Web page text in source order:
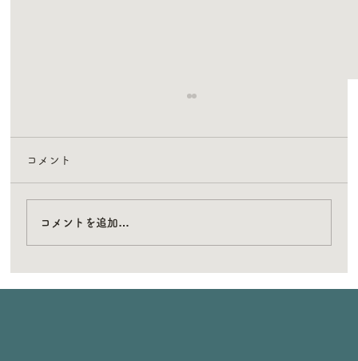
もくもく保育園のシンボルでもある看板
コメント
コメントを追加…